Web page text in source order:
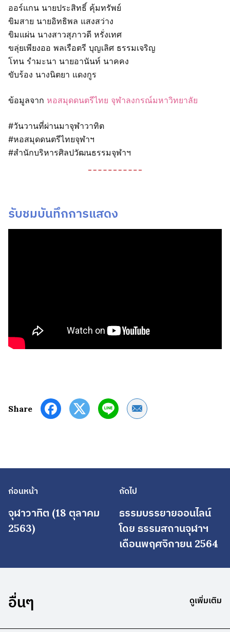
ออร์แกน นายประสิทธิ์ คุ้มทรัพย์
ขิมสาย นายอิทธิพล แสงสว่าง
ขิมแผ่น นางสาวสุภาวดี หรั่งเทศ
ขลุ่ยเพียงออ พลเรือตรี บุญเลิศ ธรรมเจริญ
โทน รำมะนา นายอานันท์ นาคคง
ขับร้อง นางนิตยา แดงกูร
ข้อมูลจาก หอสมุดดนตรีไทย จุฬาลงกรณ์มหาวิทยาลัย
#วันวานที่ผ่านมาจุฬาวาทิต
#หอสมุดดนตรีไทยจุฬาฯ
#สำนักบริหารศิลปวัฒนธรรมจุฬาฯ
รับชมบันทึกการแสดง
Share Share by Email
ก่อนหน้า
จุฬาวาทิต (18 ตุลาคม
2563)
ถัดไป
ธรรมบรรยายออนไลน์
โดย ธรรมสถานจุฬาฯ
เดือนพฤศจิกายน 2564
อื่นๆ ดูเพิ่มเติม